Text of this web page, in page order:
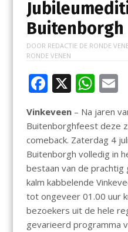
Buitenborgh
DOOR REDACTIE DE RONDE
RONDE VENEN
F
e
b
o
o
k
X W
at
s
A
p
p
E
l
Vinkeveen– Na jaren
Buitenborghfeest deze
comeback. Zaterdag 4
Buitenborgh volledig in
bestaan van de prachtig
kalm kabbelende
tot ongeveer 01.00 uur
bezoekers uit de hele
gevarieerd programma